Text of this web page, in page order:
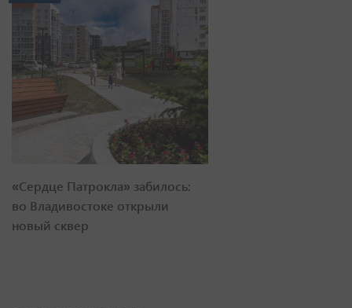
«Сердце Патрокла» забилось:
во Владивостоке открыли
новый сквер